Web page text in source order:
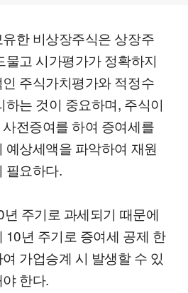
한 비상장주식은 상장주
물고 시가평가가 정확하지
주식가치평가와 적정수
는 것이 중요하며, 주식이
전증여를 하여 증여세를
예상세액을 파악하여 재원
필요하다.
주기로 과세되기 때문에
10년 주기로 증여세 공제 한
가업승계 시 발생할 수 있
한다.